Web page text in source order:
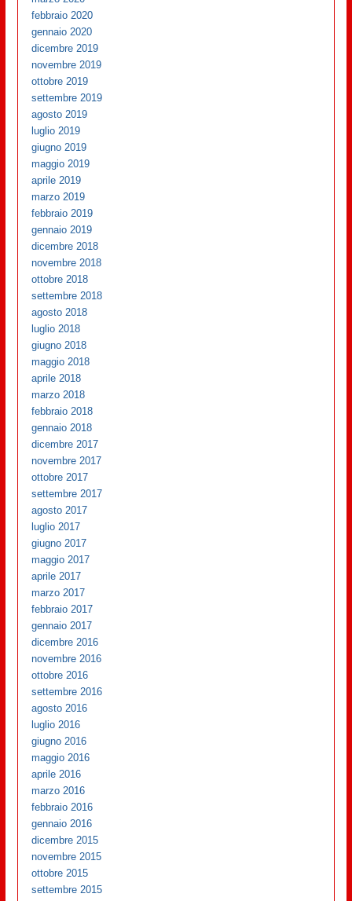
febbraio 2020
gennaio 2020
dicembre 2019
novembre 2019
ottobre 2019
settembre 2019
agosto 2019
luglio 2019
giugno 2019
maggio 2019
aprile 2019
marzo 2019
febbraio 2019
gennaio 2019
dicembre 2018
novembre 2018
ottobre 2018
settembre 2018
agosto 2018
luglio 2018
giugno 2018
maggio 2018
aprile 2018
marzo 2018
febbraio 2018
gennaio 2018
dicembre 2017
novembre 2017
ottobre 2017
settembre 2017
agosto 2017
luglio 2017
giugno 2017
maggio 2017
aprile 2017
marzo 2017
febbraio 2017
gennaio 2017
dicembre 2016
novembre 2016
ottobre 2016
settembre 2016
agosto 2016
luglio 2016
giugno 2016
maggio 2016
aprile 2016
marzo 2016
febbraio 2016
gennaio 2016
dicembre 2015
novembre 2015
ottobre 2015
settembre 2015